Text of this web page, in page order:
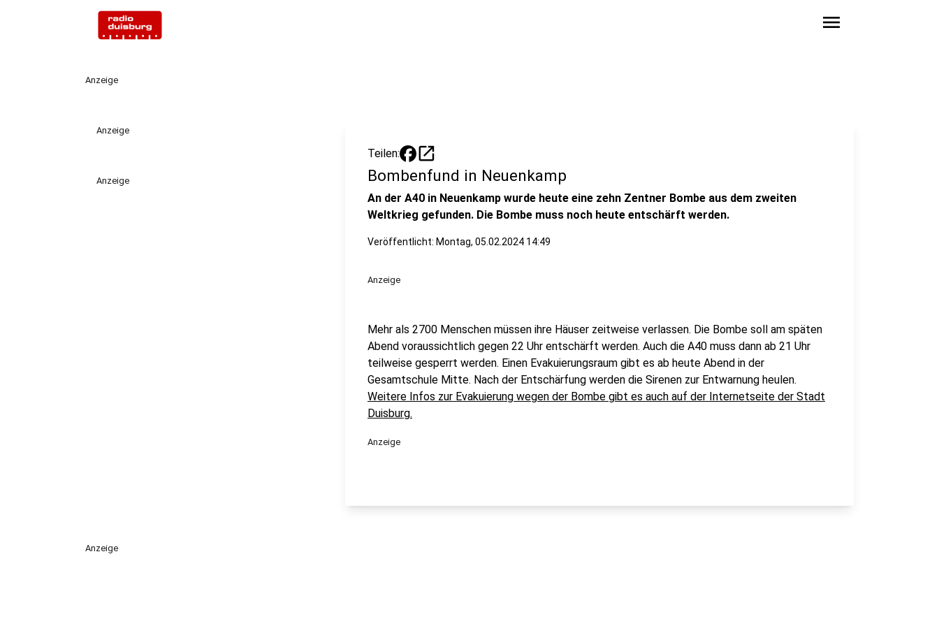
menu
Anzeige
Anzeige
Anzeige
Teilen: open_in_new
Bombenfund in Neuenkamp
An der A40 in Neuenkamp wurde heute eine zehn Zentner Bombe aus dem zweiten
Weltkrieg gefunden. Die Bombe muss noch heute entschärft werden.
Veröffentlicht: Montag, 05.02.2024 14:49
Anzeige
Mehr als 2700 Menschen müssen ihre Häuser zeitweise verlassen. Die Bombe soll am späten
Abend voraussichtlich gegen 22 Uhr entschärft werden. Auch die A40 muss dann ab 21 Uhr
teilweise gesperrt werden. Einen Evakuierungsraum gibt es ab heute Abend in der
Gesamtschule Mitte. Nach der Entschärfung werden die Sirenen zur Entwarnung heulen.
Weitere Infos zur Evakuierung wegen der Bombe gibt es auch auf der Internetseite der Stadt
Duisburg.
Anzeige
Anzeige